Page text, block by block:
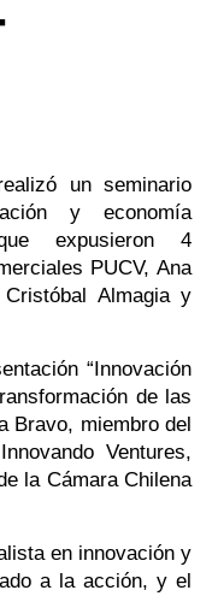
un seminario
y economía
expusieron 4
PUCV, Ana
Almagia y
“Innovación
de las
Bravo, miembro del
Ventures,
la Cámara Chilena
en innovación y
a la acción, y el